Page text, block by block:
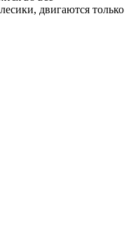
двигаются только